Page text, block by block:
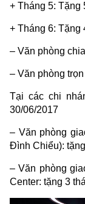
+ Tháng 5: Tặng
+ Tháng 6: Tặng
– Văn phòng
– Văn phòng
Tại các chi
30/06/2017
– Văn phòng
Đình Chiểu):
– Văn phòng
Center: tặng 3